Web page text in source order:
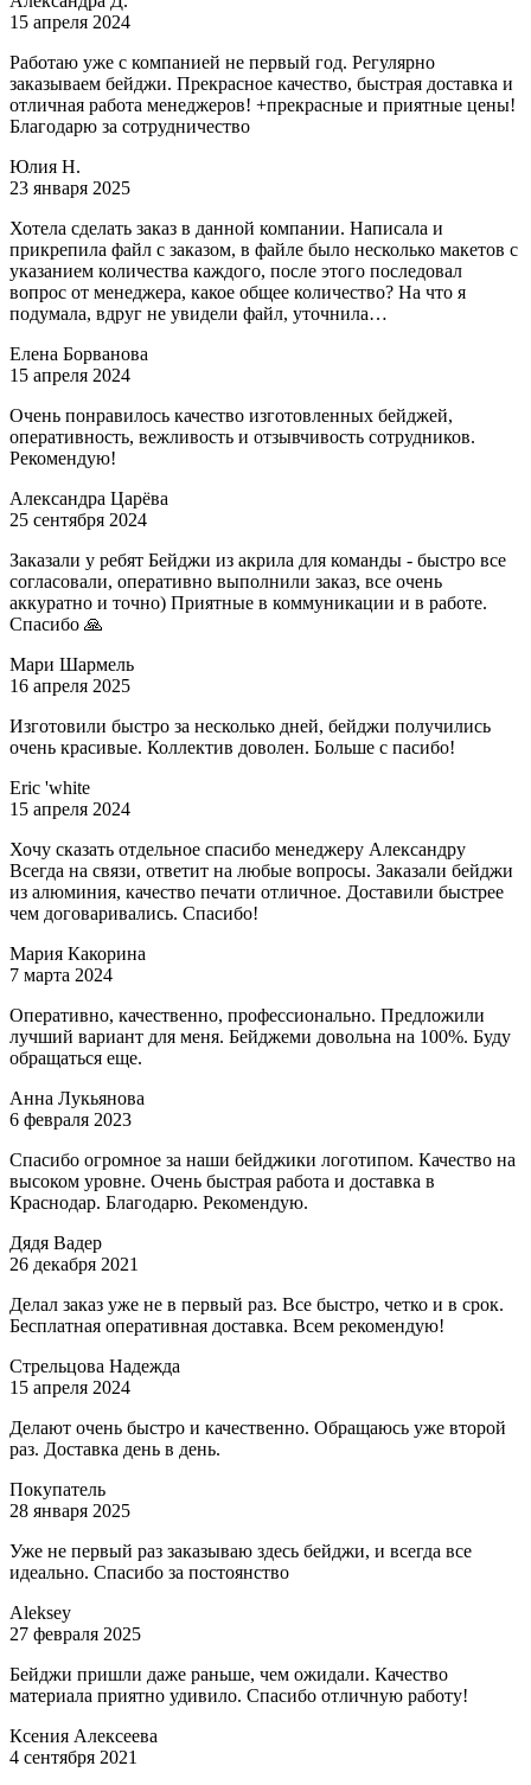
15 апреля 2024
Работаю уже с компанией не первый год. Регулярно
заказываем бейджи. Прекрасное качество, быстрая доставка и
отличная работа менеджеров! +прекрасные и приятные цены!
Благодарю за сотрудничество
Юлия Н.
23 января 2025
Хотела сделать заказ в данной компании. Написала и
прикрепила файл с заказом, в файле было несколько макетов с
указанием количества каждого, после этого последовал
вопрос от менеджера, какое общее количество? На что я
подумала, вдруг не увидели файл, уточнила…
Елена Борванова
15 апреля 2024
Очень понравилось качество изготовленных бейджей,
оперативность, вежливость и отзывчивость сотрудников.
Рекомендую!
Александра Царёва
25 сентября 2024
Заказали у ребят Бейджи из акрила для команды - быстро все
согласовали, оперативно выполнили заказ, все очень
аккуратно и точно) Приятные в коммуникации и в работе.
Спасибо 🙏
Мари Шармель
16 апреля 2025
Изготовили быстро за несколько дней, бейджи получились
очень красивые. Коллектив доволен. Больше с пасибо!
Eric 'white
15 апреля 2024
Хочу сказать отдельное спасибо менеджеру Александру
Всегда на связи, ответит на любые вопросы. Заказали бейджи
из алюминия, качество печати отличное. Доставили быстрее
чем договаривались. Спасибо!
Мария Какорина
7 марта 2024
Оперативно, качественно, профессионально. Предложили
лучший вариант для меня. Бейджеми довольна на 100%. Буду
обращаться еще.
Анна Лукьянова
6 февраля 2023
Спасибо огромное за наши бейджики логотипом. Качество на
высоком уровне. Очень быстрая работа и доставка в
Краснодар. Благодарю. Рекомендую.
Дядя Вадер
26 декабря 2021
Делал заказ уже не в первый раз. Все быстро, четко и в срок.
Бесплатная оперативная доставка. Всем рекомендую!
Стрельцова Надежда
15 апреля 2024
Делают очень быстро и качественно. Обращаюсь уже второй
раз. Доставка день в день.
Покупатель
28 января 2025
Уже не первый раз заказываю здесь бейджи, и всегда все
идеально. Спасибо за постоянство
Aleksey
27 февраля 2025
Бейджи пришли даже раньше, чем ожидали. Качество
материала приятно удивило. Спасибо отличную работу!
Ксения Алексеева
4 сентября 2021